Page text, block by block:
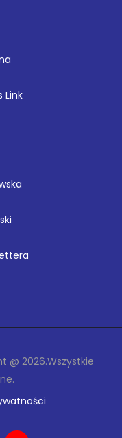
Link
@ 2026.Wszystkie